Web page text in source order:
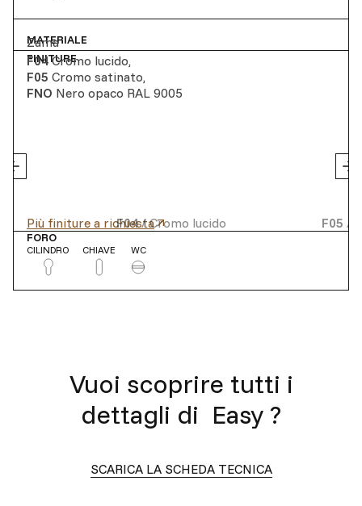
MATERIALE
Zama
FINITURE
F04 Cromo lucido,
F05 Cromo satinato,
FNO Nero opaco RAL 9005
F04/Cromo lucido F05 /
Più finiture a richiesta
FORO
CILINDRO CHIAVE WC
Vuoi scoprire tutti i
dettagli di Easy ?
SCARICA LA SCHEDA TECNICA